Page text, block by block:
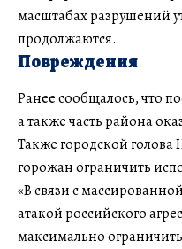
масштабах разрушений
продолжаются.
Повреждения
Ранее сообщалось, что
а также часть района
Также городской голова
горожан ограничить
«В связи с
атакой российского
максимально